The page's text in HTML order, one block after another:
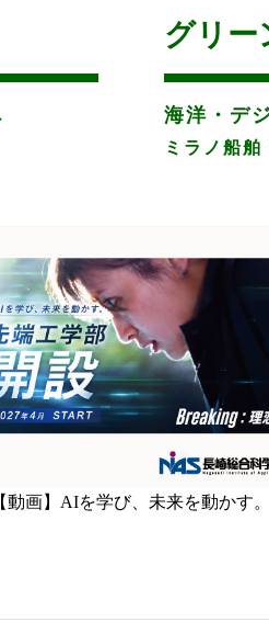
グリー
海洋・デ
ミラノ船舶
【動画】AIを学び、未来を動かす。